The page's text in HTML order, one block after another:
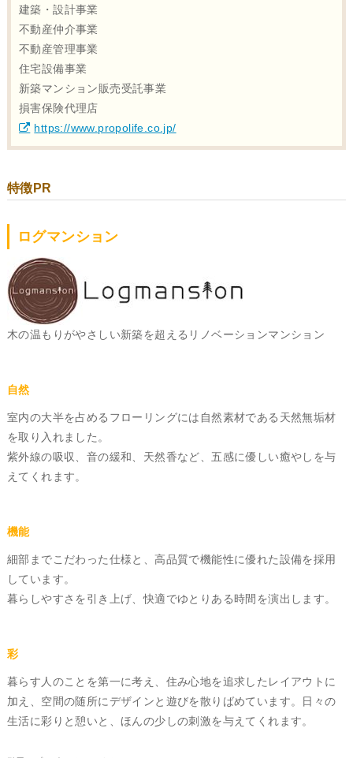
建築・設計事業
不動産仲介事業
不動産管理事業
住宅設備事業
新築マンション販売受託事業
損害保険代理店
https://www.propolife.co.jp/
特徴PR
ログマンション
木の温もりがやさしい新築を超えるリノベーションマンション
自然
室内の大半を占めるフローリングには自然素材である天然無垢材
を取り入れました。
紫外線の吸収、音の緩和、天然香など、五感に優しい癒やしを与
えてくれます。
機能
細部までこだわった仕様と、高品質で機能性に優れた設備を採用
しています。
暮らしやすさを引き上げ、快適でゆとりある時間を演出します。
彩
暮らす人のことを第一に考え、住み心地を追求したレイアウトに
加え、空間の随所にデザインと遊びを散りばめています。日々の
生活に彩りと憩いと、ほんの少しの刺激を与えてくれます。